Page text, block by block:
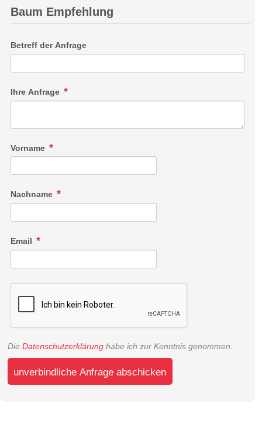
Baum Empfehlung
Betreff der Anfrage
Ihre Anfrage
Vorname
Nachname
Email
Die Datenschutzerklärung habe ich zur Kenntnis genommen.
unverbindliche Anfrage abschicken